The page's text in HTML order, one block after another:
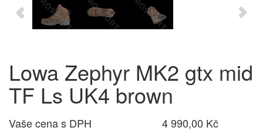
Lowa Zephyr MK2 gtx mid
TF Ls UK4 brown
Vaše cena s DPH
4 990,00 Kč